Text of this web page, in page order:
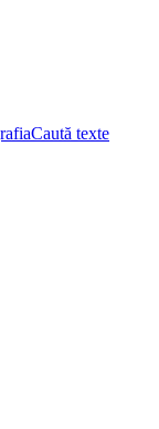
Caută texte